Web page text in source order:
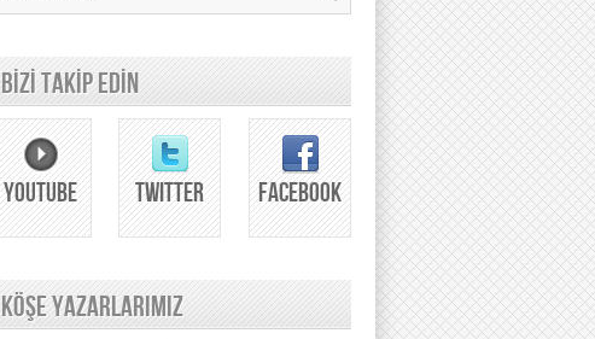
BİZİ TAKİP EDİN
YOUTUBE TWITTER FACEBOOK
KÖŞE YAZARLARIMIZ